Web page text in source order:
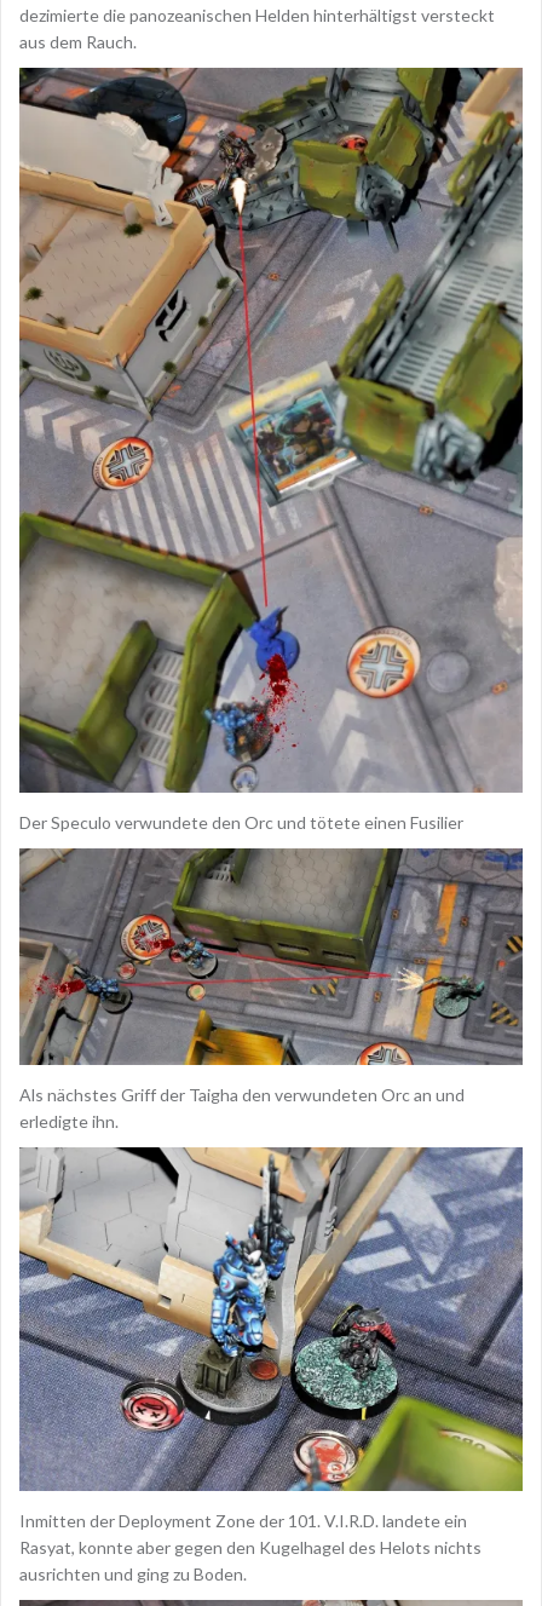
dezimierte die panozeanischen Helden hinterhältigst versteckt
aus dem Rauch.
Der Speculo verwundete den Orc und tötete einen Fusilier
Als nächstes Griff der Taigha den verwundeten Orc an und
erledigte ihn.
Inmitten der Deployment Zone der 101. V.I.R.D. landete ein
Rasyat, konnte aber gegen den Kugelhagel des Helots nichts
ausrichten und ging zu Boden.